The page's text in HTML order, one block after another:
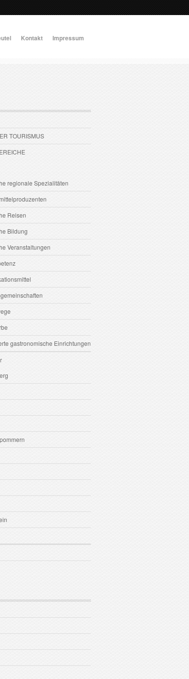
Kontakt Impressum
TOURISMUS
regionale Spezialitäten
Reisen
Bildung
Veranstaltungen
gastronomische Einrichtungen